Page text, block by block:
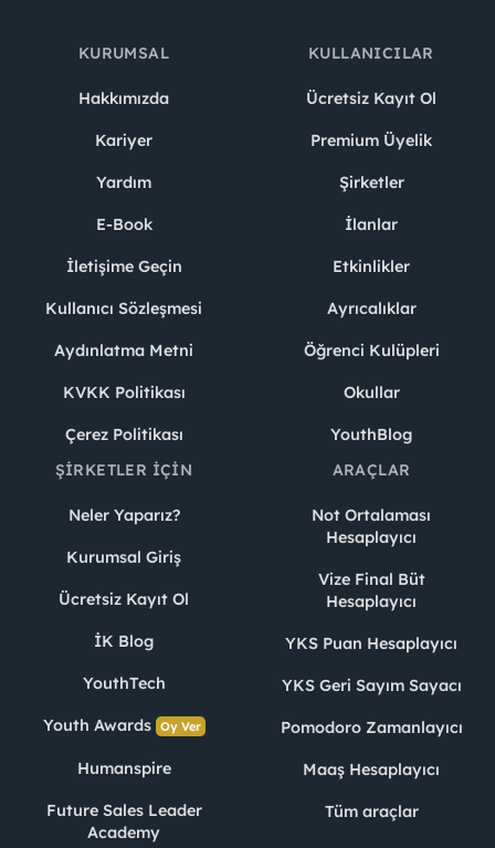
KURUMSAL
Hakkımızda
Kariyer
Yardım
E-Book
İletişime Geçin
Kullanıcı Sözleşmesi
Aydınlatma Metni
KVKK Politikası
Çerez Politikası
KULLANICILAR
Ücretsiz Kayıt Ol
Premium Üyelik
Şirketler
İlanlar
Etkinlikler
Ayrıcalıklar
Öğrenci Kulüpleri
Okullar
YouthBlog
ŞIRKETLER İÇIN
Neler Yaparız?
Kurumsal Giriş
Ücretsiz Kayıt Ol
İK Blog
YouthTech
Youth Awards Oy Ver
Humanspire
Future Sales Leader
Academy
ARAÇLAR
Not Ortalaması
Hesaplayıcı
Vize Final Büt
Hesaplayıcı
YKS Puan Hesaplayıcı
YKS Geri Sayım Sayacı
Pomodoro Zamanlayıcı
Maaş Hesaplayıcı
Tüm araçlar